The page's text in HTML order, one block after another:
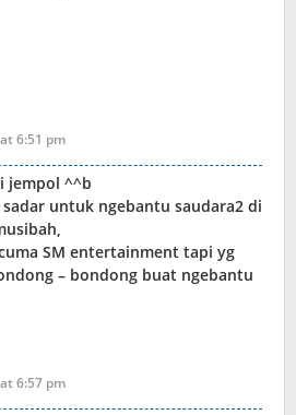
6:51 pm
jempol ^^b
untuk ngebantu saudara2 di
SM entertainment tapi yg
– bondong buat ngebantu
6:57 pm